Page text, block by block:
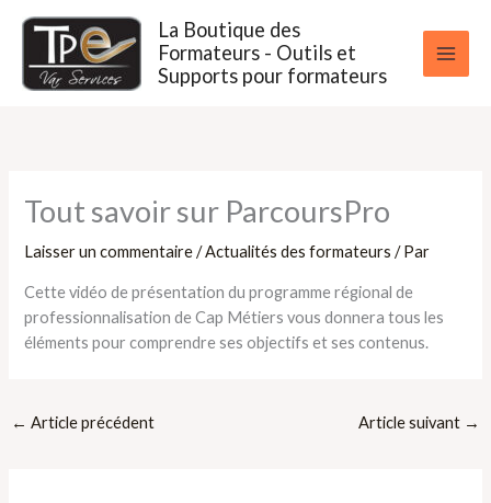
contenu
La Boutique des
Formateurs - Outils et
Supports pour formateurs
Tout savoir sur ParcoursPro
Laisser un commentaire /Actualités des formateurs / Par
Cette vidéo de présentation du programme régional de
professionnalisation de Cap Métiers vous donnera tous les
éléments pour comprendre ses objectifs et ses contenus.
← Article précédent Article suivant →